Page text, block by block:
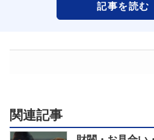
記事を読む
関連記事